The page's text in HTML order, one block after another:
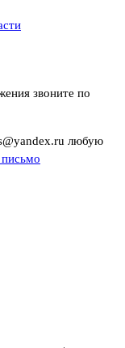
звоните по
любую